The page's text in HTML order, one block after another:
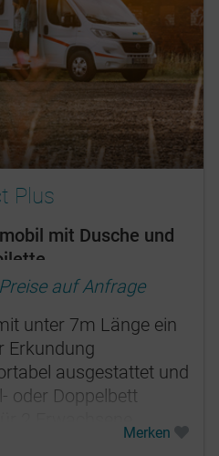
Plus
mit Dusche und
auf Anfrage
unter 7m Länge ein
Erkundung
ausgestattet und
oder Doppelbett
Merken